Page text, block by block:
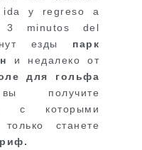
y regreso a
3 minutos del
езды парк
и недалеко от
для гольфа
с которыми
станете